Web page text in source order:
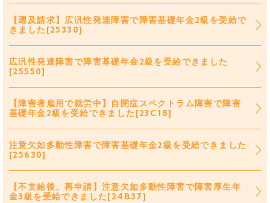
【遡及請求】広汎性発達障害で障害基礎年金2級を受給で
きました[25330]
広汎性発達障害で障害基礎年金2級を受給できました
[25550]
【障害者雇用で就労中】自閉症スペクトラム障害で障害
基礎年金2級を受給できました[23C18]
注意欠如多動性障害で障害基礎年金2級を受給できました
[25630]
【不支給後、再申請】注意欠如多動性障害で障害厚生年
金3級を受給できました[24B37]